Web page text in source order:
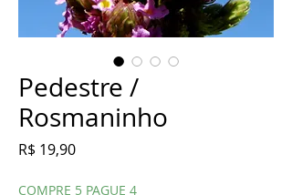
Pedestre /
Rosmaninho
R$ 19,90Preço
COMPRE 5 PAGUE 4